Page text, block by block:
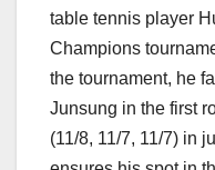
table tennis player
Champions
the tournament, he
Junsung in the first
(11/8, 11/7, 11/7) in